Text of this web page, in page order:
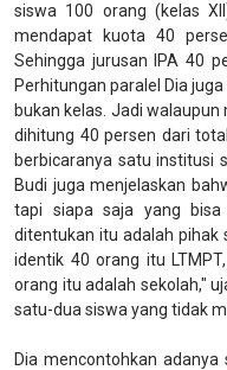
siswa 100 orang (kelas
mendapat kuota 40
Sehingga jurusan IPA 40
Perhitungan paralel Dia
bukan kelas. Jadi
dihitung 40 persen dari
berbicaranya satu institusi
Budi juga menjelaskan
tapi siapa saja yang
ditentukan itu adalah pihak
identik 40 orang itu
orang itu adalah sekolah,"
satu-dua siswa yang tidak
Dia mencontohkan